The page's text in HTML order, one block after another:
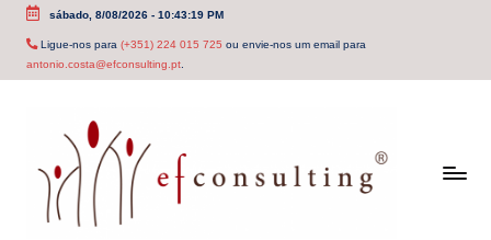
Skip
sábado, 8/08/2026- 10:43:19 PM
Ligue-nos para (+351) 224 015 725 ou envie-nos um email para
antonio.costa@efconsulting.pt.